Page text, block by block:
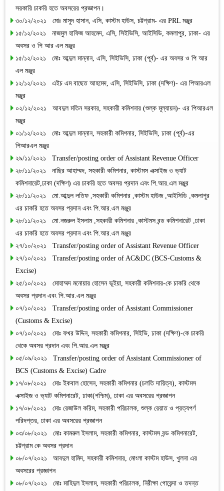
সরকারি চাকরি হতে অবসরের প্রজ্ঞাপন।
৩০/১২/২০২১ মোঃ মাসুদ হাসান, এসি, কাস্টম হাউস, চট্টগ্রাম- এর PRL মঞ্জুর
১৫/১২/২০২১ নাজমুল হাফিজ আহমেদ, এসি, সিইভিসি, আইসিডি, কমলাপুর, ঢাকা- এর
অবসর ও পি আর এল মঞ্জুর
১৫/১২/২০২১ মোঃ আব্দুল মান্নান, এসি, সিইভিসি, ঢাকা (পূর্ব)- এর অবসর ও পি আর
এল মঞ্জুর
১২/১২/২০২১ এইচ এম বাছেত আহমেদ, এসি, সিইভিসি, ঢাকা (দক্ষিণ)- এর পিআরএল
মঞ্জুর
০২/১২/২০২১ আবদুল মতিন সরকার, সহকারী কমিশনার (শুল্ক মূল্যায়ন)- এর পিআরএল
মঞ্জুর
০১/১২/২০২১ মোঃ আব্দুল মান্নান, সহকারী কমিশনার, সিইভিসি, ঢাকা (পূর্ব)-এর
পিআরএল মঞ্জুর
২৯/১১/২০২১ Transfer/posting order of Assistant Revenue Officer
২৮/১১/২০২১ নাছির আহাম্মদ, সহকারী কমিশনার, কাস্টমস এক্সাইজ ও ভ্যাট
কমিশনারেট,ঢাকা (দক্ষিণ) এর চাকরি হতে অবসর প্রদান এবং পি.আর.এল মঞ্জুর
২৮/১১/২০২১ মো.আব্দুল লতিফ ,সহকারী কমিশনার ,কাস্টম হাউজ ,আইসিডি ,কমলাপুর
এর চাকরি হতে অবসর প্রদান এবং পি.আর.এল মঞ্জুর
২৮/১১/২০২১ মো.নজরুল ইসলাম ,সহকারী কমিশনার ,কাস্টমস বন্ড কমিশনারেট ,ঢাকা
এর চাকরি হতে অবসর প্রদান এবং পি.আর.এল মঞ্জুর
২৭/১০/২০২১ Transfer/posting order of Assistant Revenue Officer
২৭/১০/২০২১ Transfer/posting order of AC&DC (BCS-Customs &
Excise)
২৫/১০/২০২১ মোহাম্মদ মনোয়ার হোসেন ভূইয়া, সহকারী কমিশনার-কে চাকরি থেকে
অবসর প্রদান এবং পি.আর.এল মঞ্জুর
০৭/১০/২০২১ Transfer/posting order of Assistant Commissioner
(Customs & Excise)
০৭/১০/২০২১ মোঃ ফখর উদ্দিন, সহকারী কমিশনার, সিইভি, ঢাকা (দক্ষিণ)-কে চাকরি
থেকে অবসর প্রদান এবং পি.আর.এল মঞ্জুর
০৫/০৯/২০২১ Transfer/posting order of Assistant Commissioner of
BCS (Customs & Excise) Cadre
১৭/০৮/২০২১ মোঃ ইকবাল হোসেন, সহকারী কমিশনার (চলতি দায়িত্ব), কাস্টমস
এক্সাইজ ও ভ্যাট কমিশনারেট, ঢাকা(পশ্চিম), ঢাকা এর অবসরের প্রজ্ঞাপন
১৭/০৮/২০২১ মোঃ রেজাউল করিম, সহকারী পরিচালক, শুল্ক রেয়াত ও প্রত্যপর্ণ
পরিদপ্তর, ঢাকা এর অবসরের প্রজ্ঞাপন
০৩/০৮/২০২১ মোঃ কামরুল ইসলাম, সহকারী কমিশনার, কাস্টমস বন্ড কমিশনারেট,
চট্টগ্রাম কে অবসর প্রদান
০৮/০৭/২০২১ আবদুল হামিদ, সহকারী কমিশনার, মোংলা কাস্টম হাউস, খুলনা এর
অবসরের প্রজ্ঞাপন
০৮/০৭/২০২১ মোঃ মাহিদুল ইসলাম, সহকারী পরিচালক, নিরীক্ষা গোয়েন্দা ও তদন্ত